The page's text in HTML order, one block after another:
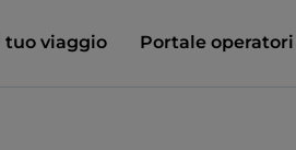
tuo viaggio Portale operatori